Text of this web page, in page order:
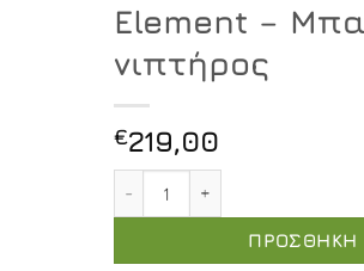
Element –
νιπτήρος
€219,00
ΠΡΟΣΘΉΚΗ